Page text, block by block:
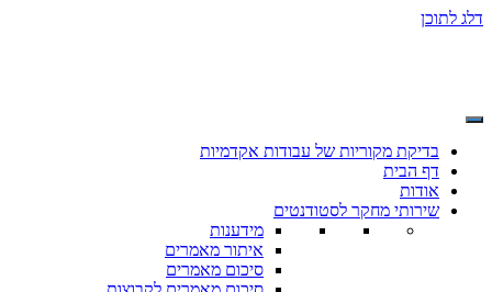
דלג לתוכן
בדיקת מקוריות של עבודות אקדמיות
דף הבית
אודות
שירותי מחקר לסטודנטים
מידענות
איתור מאמרים
סיכום מאמרים